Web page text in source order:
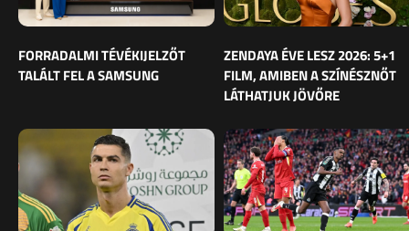
FORRADALMI TÉVÉKIJELZŐT
TALÁLT FEL A SAMSUNG
ZENDAYA ÉVE LESZ 2026: 5+1
FILM, AMIBEN A SZÍNÉSZNŐT
LÁTHATJUK JÖVŐRE